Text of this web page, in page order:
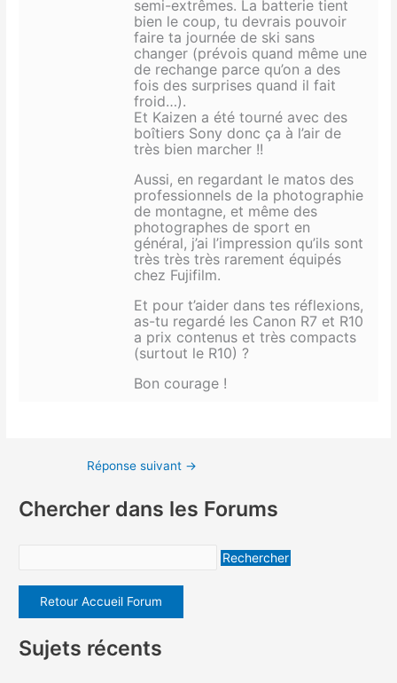
semi-extrêmes. La batterie tient
bien le coup, tu devrais pouvoir
faire ta journée de ski sans
changer (prévois quand même une
de rechange parce qu’on a des
fois des surprises quand il fait
froid…).
Et Kaizen a été tourné avec des
boîtiers Sony donc ça à l’air de
très bien marcher !!
Aussi, en regardant le matos des
professionnels de la photographie
de montagne, et même des
photographes de sport en
général, j’ai l’impression qu’ils sont
très très très rarement équipés
chez Fujifilm.
Et pour t’aider dans tes réflexions,
as-tu regardé les Canon R7 et R10
a prix contenus et très compacts
(surtout le R10) ?
Bon courage !
Réponse suivant →
Chercher dans les Forums
Retour Accueil Forum
Sujets récents